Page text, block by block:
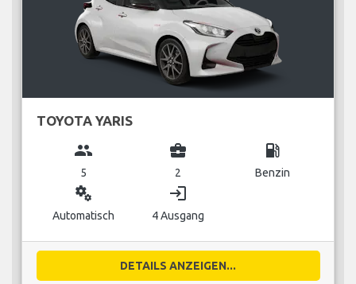
TOYOTA YARIS
group
5
business_center
2
local_gas_station
Benzin
miscellaneous_services
Automatisch
login
4 Ausgang
DETAILS ANZEIGEN...